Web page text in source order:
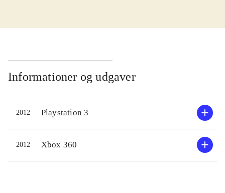
kan vælge to karakterer at kæmpe
kæmpere kan skifte med hinanden.
Figurene er som nævnt en blanding
mellem de kendte figurer fra de to
spiluniverser, men da det er Street
fighter's producenter Capcom, der har
lavet spillet, er hele spillet, inklusiv
Tekken figurene, holdt i Street
Informationer og udgaver
2012 Playstation 3
2012 Xbox 360